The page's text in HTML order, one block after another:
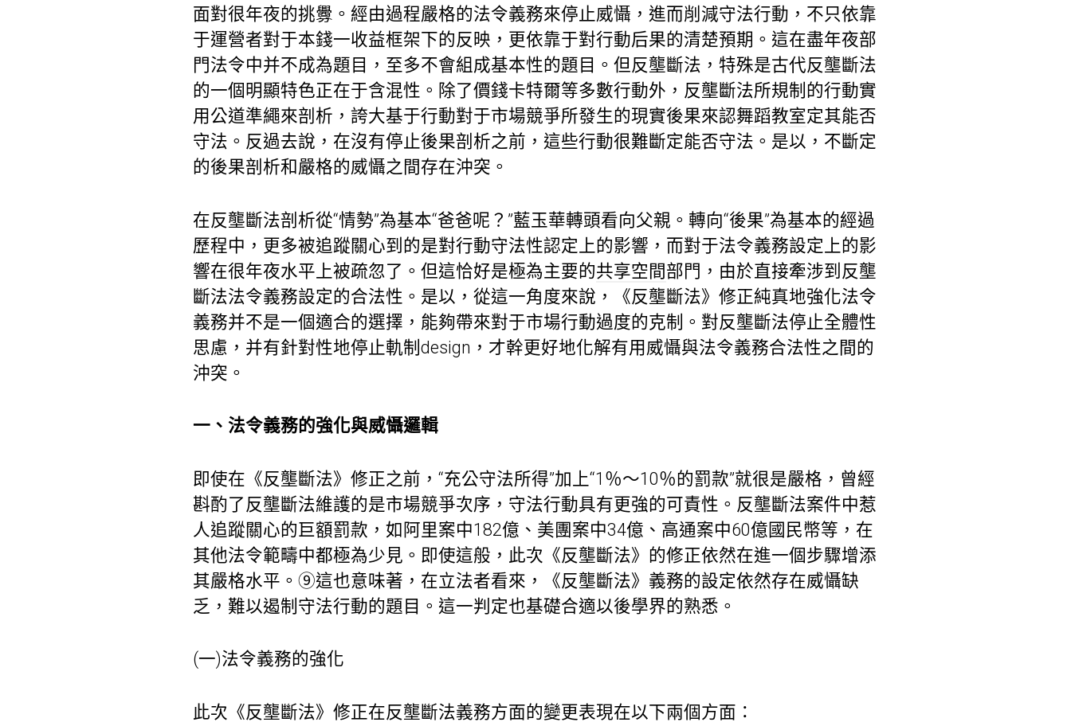
面對很年夜的挑釁。經由過程嚴格的法令義務來停止威懾，進而削減守法行動，不只依靠
于運營者對于本錢一收益框架下的反映，更依靠于對行動后果的清楚預期。這在盡年夜部
門法令中并不成為題目，至多不會組成基本性的題目。但反壟斷法，特殊是古代反壟斷法
的一個明顯特色正在于含混性。除了價錢卡特爾等多數行動外，反壟斷法所規制的行動實
用公道準繩來剖析，誇大基于行動對于市場競爭所發生的現實後果來認舞蹈教室定其能否
守法。反過去說，在沒有停止後果剖析之前，這些行動很難斷定能否守法。是以，不斷定
的後果剖析和嚴格的威懾之間存在沖突。
在反壟斷法剖析從“情勢”為基本“爸爸呢？”藍玉華轉頭看向父親。轉向“後果”為基本的經過
歷程中，更多被追蹤關心到的是對行動守法性認定上的影響，而對于法令義務設定上的影
響在很年夜水平上被疏忽了。但這恰好是極為主要的共享空間部門，由於直接牽涉到反壟
斷法法令義務設定的合法性。是以，從這一角度來說，《反壟斷法》修正純真地強化法令
義務并不是一個適合的選擇，能夠帶來對于市場行動過度的克制。對反壟斷法停止全體性
思慮，并有針對性地停止軌制design，才幹更好地化解有用威懾與法令義務合法性之間的
沖突。
一、法令義務的強化與威懾邏輯
即使在《反壟斷法》修正之前，“充公守法所得”加上“1％～10％的罰款”就很是嚴格，曾經
斟酌了反壟斷法維護的是市場競爭次序，守法行動具有更強的可責性。反壟斷法案件中惹
人追蹤關心的巨額罰款，如阿里案中182億、美團案中34億、高通案中60億國民幣等，在
其他法令範疇中都極為少見。即使這般，此次《反壟斷法》的修正依然在進一個步驟增添
其嚴格水平。⑨這也意味著，在立法者看來，《反壟斷法》義務的設定依然存在威懾缺
乏，難以遏制守法行動的題目。這一判定也基礎合適以後學界的熟悉。
(一)法令義務的強化
此次《反壟斷法》修正在反壟斷法義務方面的變更表現在以下兩個方面：